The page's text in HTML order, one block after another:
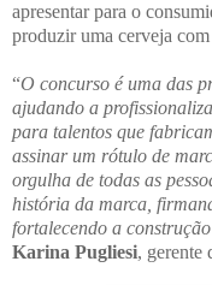
apresentar para o
produzir uma cerveja
“O concurso é uma das
ajudando a
para talentos que
assinar um rótulo de
orgulha de todas as
história da marca,
fortalecendo a
Karina Pugliesi, gerente